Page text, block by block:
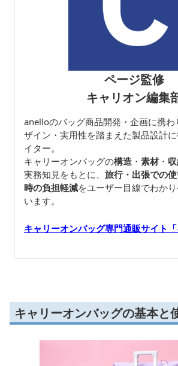
ページ監修
キャリオン編集
anelloのバッグ商品開発・企画に携
ザイン・実用性を踏まえた製品設計
イター。
キャリーオンバッグの構造 ・ 素材・
実務知見をもとに、 旅行・出張での
時の負担軽減をユーザー目線でわか
います。
キャリーオンバッグ専門通販サイト
キャリーオンバッグの基本と